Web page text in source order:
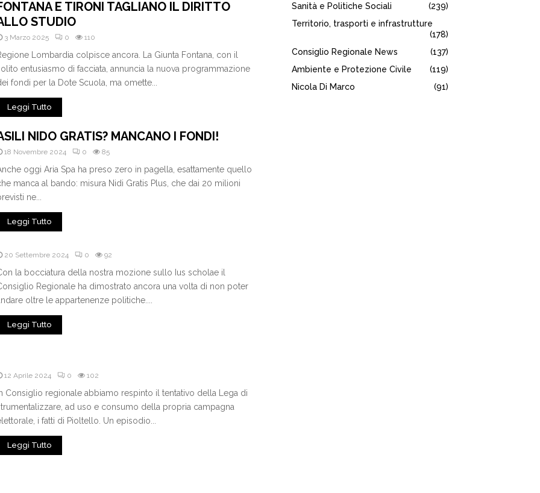
E TIRONI TAGLIANO IL DIRITTO
STUDIO
3 Marzo 2025 0 110
Lombardia colpisce ancora. La Giunta Fontana, con il
entusiasmo di facciata, annuncia la nuova programmazione
fondi per la Dote Scuola, ma omette...
Leggi Tutto
NIDO GRATIS? MANCANO I FONDI!
18 Novembre 2024 0 85
oggi Aria Spa ha preso zero in pagella, esattamente quello
manca al bando: misura Nidi Gratis Plus, che dai 20 milioni
ne...
Leggi Tutto
20 Settembre 2024 0 92
la bocciatura della nostra mozione sullo Ius scholae il
Regionale ha dimostrato ancora una volta di non poter
oltre le appartenenze politiche....
Leggi Tutto
12 Aprile 2024 0 102
Consiglio regionale abbiamo respinto il tentativo della Lega di
ad uso e consumo della propria campagna
i fatti di Pioltello. Un episodio...
Leggi Tutto
Sanità e Politiche Sociali
(239)
Territorio, trasporti e infrastrutture
(178)
Consiglio Regionale News
(137)
Ambiente e Protezione Civile
(119)
Nicola Di Marco
(91)